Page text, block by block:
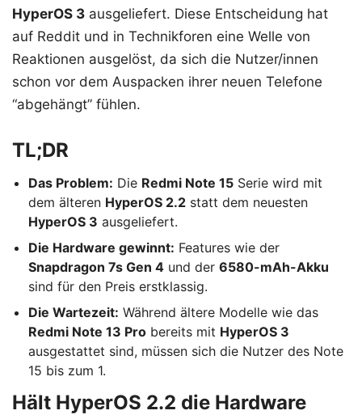
HyperOS 3 ausgeliefert. Diese Entscheidung hat
auf Reddit und in Technikforen eine Welle von
Reaktionen ausgelöst, da sich die Nutzer/innen
schon vor dem Auspacken ihrer neuen Telefone
“abgehängt” fühlen.
TL;DR
Das Problem: Die Redmi Note 15 Serie wird mit
dem älteren HyperOS 2.2 statt dem neuesten
HyperOS 3 ausgeliefert.
Die Hardware gewinnt: Features wie der
Snapdragon 7s Gen 4 und der 6580-mAh-Akku
sind für den Preis erstklassig.
Die Wartezeit: Während ältere Modelle wie das
Redmi Note 13 Pro bereits mit HyperOS 3
ausgestattet sind, müssen sich die Nutzer des Note
15 bis zum 1.
Hält HyperOS 2.2 die Hardware